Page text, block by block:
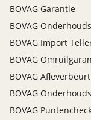
BOVAG Garantie
BOVAG
BOVAG Import
BOVAG
BOVAG Afleverbeurt
BOVAG
BOVAG